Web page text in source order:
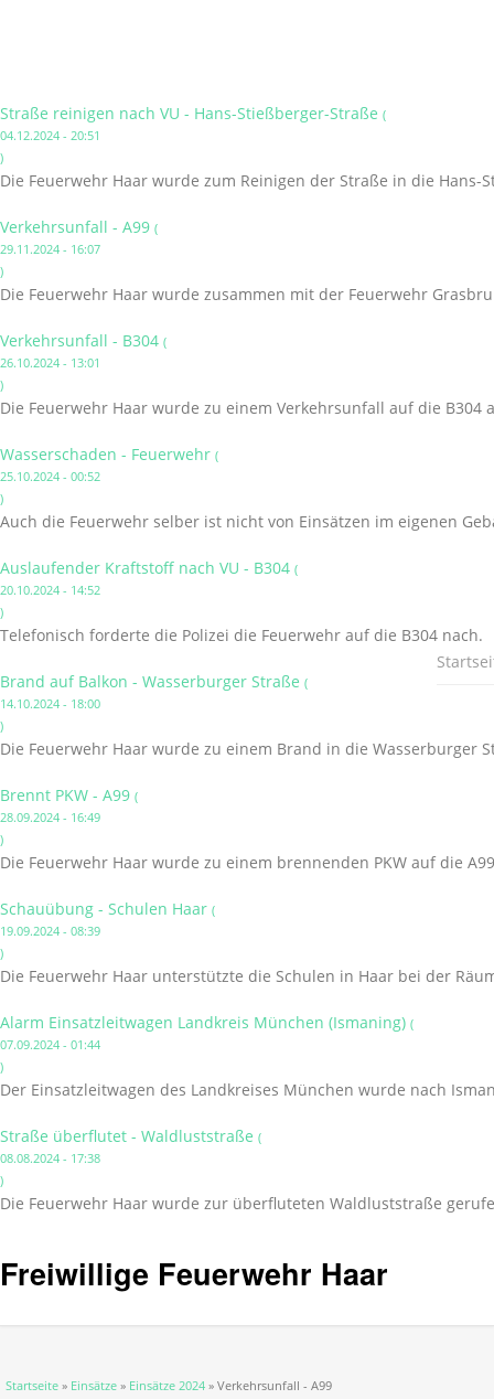
Straße reinigen nach VU - Hans-Stießberger-Straße (
04.12.2024 - 20:51
)
Die Feuerwehr Haar wurde zum Reinigen der Straße in die Hans-
Verkehrsunfall - A99 (
29.11.2024 - 16:07
)
Die Feuerwehr Haar wurde zusammen mit der Feuerwehr
Verkehrsunfall - B304 (
26.10.2024 - 13:01
)
Die Feuerwehr Haar wurde zu einem Verkehrsunfall auf die B304
Wasserschaden - Feuerwehr (
25.10.2024 - 00:52
)
Auch die Feuerwehr selber ist nicht von Einsätzen im eigenen
Auslaufender Kraftstoff nach VU - B304 (
20.10.2024 - 14:52
)
Telefonisch forderte die Polizei die Feuerwehr auf die B304 nach.
Brand auf Balkon - Wasserburger Straße (
14.10.2024 - 18:00
)
Die Feuerwehr Haar wurde zu einem Brand in die Wasserburger
Brennt PKW - A99 (
28.09.2024 - 16:49
)
Die Feuerwehr Haar wurde zu einem brennenden PKW auf die
Schauübung - Schulen Haar (
19.09.2024 - 08:39
)
Die Feuerwehr Haar unterstützte die Schulen in Haar bei der
Alarm Einsatzleitwagen Landkreis München (Ismaning) (
07.09.2024 - 01:44
)
Der Einsatzleitwagen des Landkreises München wurde nach
Straße überflutet - Waldluststraße (
08.08.2024 - 17:38
)
Die Feuerwehr Haar wurde zur überfluteten Waldluststraße
Freiwillige Feuerwehr Haar
Sie sind hier
Startseite » Einsätze » Einsätze 2024 » Verkehrsunfall - A99